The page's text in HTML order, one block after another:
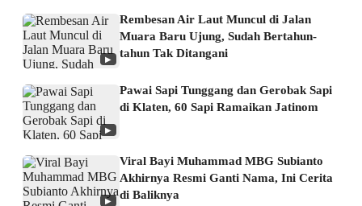
▶
Rembesan Air Laut Muncul di Jalan
Muara Baru Ujung, Sudah Bertahun-
tahun Tak Ditangani
▶
Pawai Sapi Tunggang dan Gerobak Sapi
di Klaten, 60 Sapi Ramaikan Jatinom
▶
Viral Bayi Muhammad MBG Subianto
Akhirnya Resmi Ganti Nama, Ini Cerita
di Baliknya